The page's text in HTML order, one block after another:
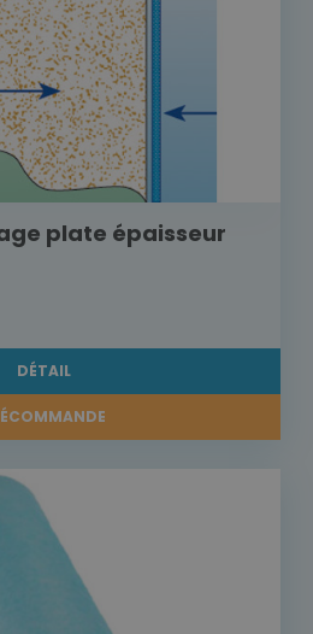
plate épaisseur
DÉTAIL